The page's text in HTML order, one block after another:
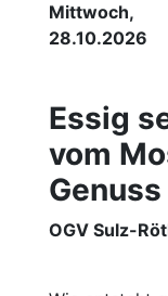
Mittwoch,
28.10.2026
Essig
vom
Genuss
OGV Sulz-